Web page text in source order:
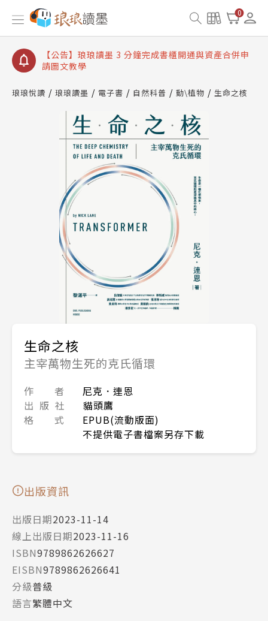
0
【公告】琅琅讀墨數位閱讀資產合併與書櫃開通申請
【公告】琅琅讀墨書櫃開通常見問題
【公告】琅琅讀墨 3 分鐘完成書櫃開通與資產合併申
請圖文教學
查詢
【公告】琅琅讀墨數位閱讀資產合併與書櫃開通申請
琅琅悅讀 琅琅讀墨 電子書 自然科普 動\植物 生命之核
生命之核
主宰萬物生死的克氏循環
作 者
尼克．連恩
出 版 社
貓頭鷹
格 式
EPUB(流動版面)
不提供電子書檔案另存下載
出版資訊
出版日期2023-11-14
線上出版日期2023-11-16
ISBN9789862626627
EISBN9789862626641
分級普級
語言繁體中文